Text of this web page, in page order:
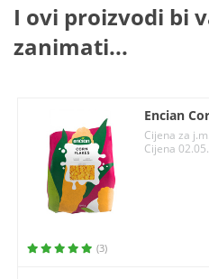
I ovi proizvodi bi
zanimati...
Encian
Cijena za
Cijena
(3)